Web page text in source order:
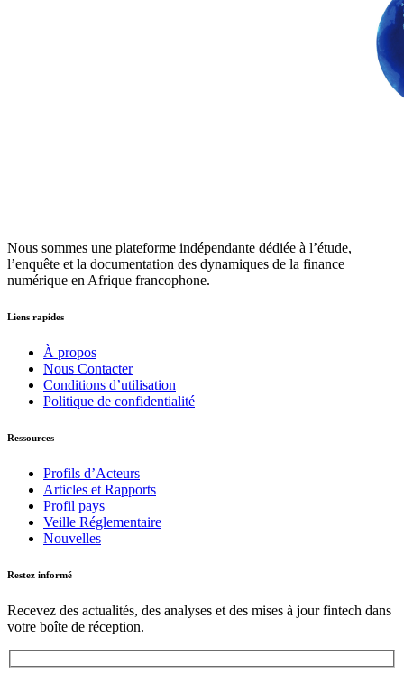
Nous sommes une plateforme indépendante dédiée à l’étude,
l’enquête et la documentation des dynamiques de la finance
numérique en Afrique francophone.
Liens rapides
À propos
Nous Contacter
Conditions d’utilisation
Politique de confidentialité
Ressources
Profils d’Acteurs
Articles et Rapports
Profil pays
Veille Réglementaire
Nouvelles
Restez informé
Recevez des actualités, des analyses et des mises à jour fintech dans
votre boîte de réception.